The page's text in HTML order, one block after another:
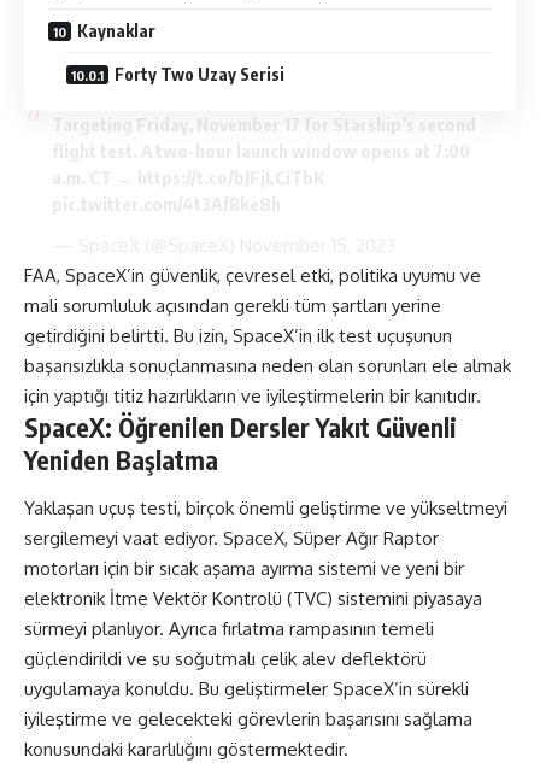
Kaynaklar
Forty Two Uzay Serisi
Targeting Friday, November 17 for Starship’s second
FAA, SpaceX’in güvenlik, çevresel etki, politika uyumu ve
mali sorumluluk açısından gerekli tüm şartları yerine
getirdiğini belirtti. Bu izin, SpaceX’in ilk test uçuşunun
başarısızlıkla sonuçlanmasına neden olan sorunları ele almak
için yaptığı titiz hazırlıkların ve iyileştirmelerin bir kanıtıdır.
SpaceX: Öğrenilen Dersler Yakıt Güvenli
Yeniden Başlatma
Yaklaşan uçuş testi, birçok önemli geliştirme ve yükseltmeyi
sergilemeyi vaat ediyor. SpaceX, Süper Ağır Raptor
motorları için bir sıcak aşama ayırma sistemi ve yeni bir
elektronik İtme Vektör Kontrolü (TVC) sistemini piyasaya
sürmeyi planlıyor. Ayrıca fırlatma rampasının temeli
güçlendirildi ve su soğutmalı çelik alev deflektörü
uygulamaya konuldu. Bu geliştirmeler SpaceX’in sürekli
iyileştirme ve gelecekteki görevlerin başarısını sağlama
konusundaki kararlılığını göstermektedir.